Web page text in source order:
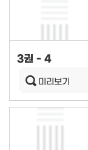
3권 - 4
미리보기